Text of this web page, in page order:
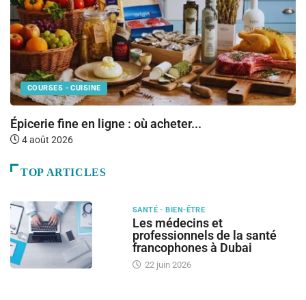
COURSES - CUISINE
Épicerie fine en ligne : où acheter...
4 août 2026
TOP ARTICLES
SANTÉ - BIEN-ÊTRE
Les médecins et
professionnels de la santé
francophones à Dubai
22 juin 2026